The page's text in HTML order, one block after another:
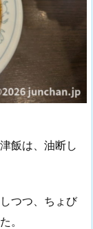
飯は、油断し
つつ、ちょび
。